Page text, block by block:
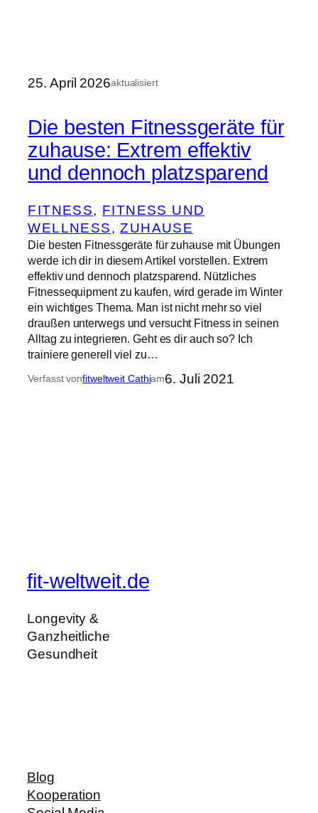
25. April 2026aktualisiert
Die besten Fitnessgeräte für
zuhause: Extrem effektiv
und dennoch platzsparend
FITNESS, FITNESS UND
WELLNESS, ZUHAUSE
Die besten Fitnessgeräte für zuhause mit Übungen
werde ich dir in diesem Artikel vorstellen. Extrem
effektiv und dennoch platzsparend. Nützliches
Fitnessequipment zu kaufen, wird gerade im Winter
ein wichtiges Thema. Man ist nicht mehr so viel
draußen unterwegs und versucht Fitness in seinen
Alltag zu integrieren. Geht es dir auch so? Ich
trainiere generell viel zu…
Verfasst vonfitweltweit Cathiam6. Juli 2021
fit-weltweit.de
Longevity &
Ganzheitliche
Gesundheit
Blog
Kooperation